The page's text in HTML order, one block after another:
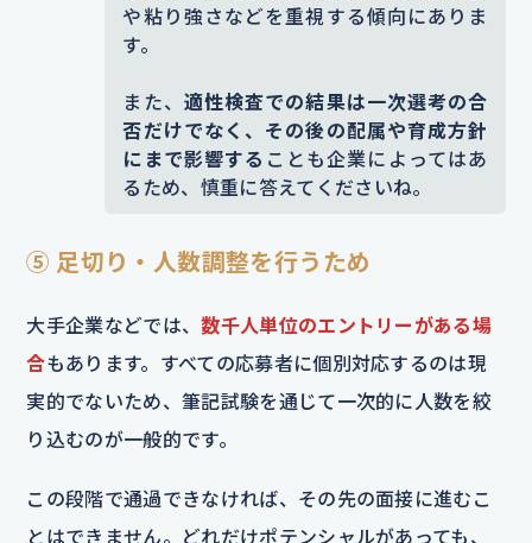
や粘り強さなどを重視する傾向にありま
す。
また、 適性検査での結果は一次選考の合
否だけでなく、その後の配属や育成方針
にまで影響する ことも企業によってはあ
るため、慎重に答えてくださいね。
⑤ 足切り・人数調整を行うため
大手企業などでは、数千人単位のエントリーがある場
合もあります。すべての応募者に個別対応するのは現
実的でないため、筆記試験を通じて一次的に人数を絞
り込むのが一般的です。
この段階で通過できなければ、その先の面接に進むこ
とはできません。どれだけポテンシャルがあっても、